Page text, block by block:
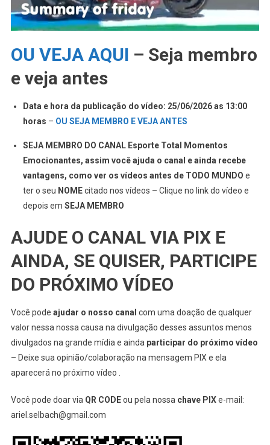
OU VEJA AQUI – Seja membro
e veja antes
Data e hora da publicação do vídeo: 25/06/2026 as 13:00
horas – OU SEJA MEMBRO E VEJA ANTES
SEJA MEMBRO DO CANAL Esporte Total Momentos
Emocionantes, assim você ajuda o canal e ainda recebe
vantagens, como ver os vídeos antes de TODO MUNDO e
ter o seu NOMEcitado nos vídeos – Clique no link do vídeo e
depois em SEJA MEMBRO
AJUDE O CANAL VIA PIX E
AINDA, SE QUISER, PARTICIPE
DO PRÓXIMO VÍDEO
Você pode ajudar o nosso canal com uma doação de qualquer
valor nessa nossa causa na divulgação desses assuntos menos
divulgados na grande mídia e ainda participar do próximo vídeo
– Deixe sua opinião/colaboração na mensagem PIX e ela
aparecerá no próximo vídeo .
Você pode doar via QR CODEou pela nossa chave PIXe-mail:
ariel.selbach@gmail.com